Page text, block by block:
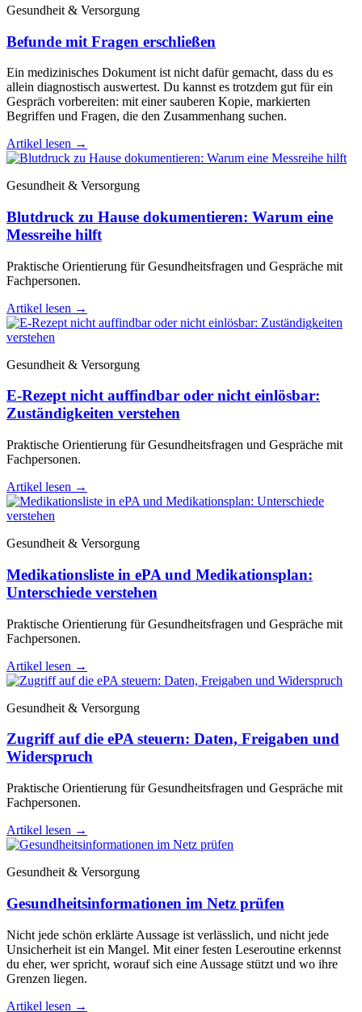
Gesundheit & Versorgung
Befunde mit Fragen erschließen
Ein medizinisches Dokument ist nicht dafür gemacht, dass du es
allein diagnostisch auswertest. Du kannst es trotzdem gut für ein
Gespräch vorbereiten: mit einer sauberen Kopie, markierten
Begriffen und Fragen, die den Zusammenhang suchen.
Artikel lesen →
Gesundheit & Versorgung
Blutdruck zu Hause dokumentieren: Warum eine
Messreihe hilft
Praktische Orientierung für Gesundheitsfragen und Gespräche mit
Fachpersonen.
Artikel lesen →
Gesundheit & Versorgung
E-Rezept nicht auffindbar oder nicht einlösbar:
Zuständigkeiten verstehen
Praktische Orientierung für Gesundheitsfragen und Gespräche mit
Fachpersonen.
Artikel lesen →
Gesundheit & Versorgung
Medikationsliste in ePA und Medikationsplan:
Unterschiede verstehen
Praktische Orientierung für Gesundheitsfragen und Gespräche mit
Fachpersonen.
Artikel lesen →
Gesundheit & Versorgung
Zugriff auf die ePA steuern: Daten, Freigaben und
Widerspruch
Praktische Orientierung für Gesundheitsfragen und Gespräche mit
Fachpersonen.
Artikel lesen →
Gesundheit & Versorgung
Gesundheitsinformationen im Netz prüfen
Nicht jede schön erklärte Aussage ist verlässlich, und nicht jede
Unsicherheit ist ein Mangel. Mit einer festen Leseroutine erkennst
du eher, wer spricht, worauf sich eine Aussage stützt und wo ihre
Grenzen liegen.
Artikel lesen →